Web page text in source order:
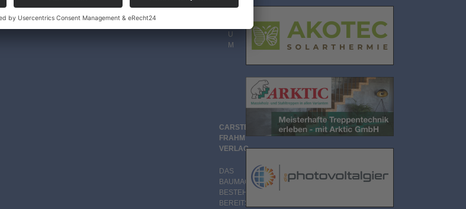
U
M
CARSTEN
FRAHM
VERLAG
DAS
BAUMAGAZIN
BESTEHT
BEREITS